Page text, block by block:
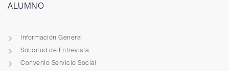
ALUMNO
Información General
Solicitud de Entrevista
Convenio Servicio Social